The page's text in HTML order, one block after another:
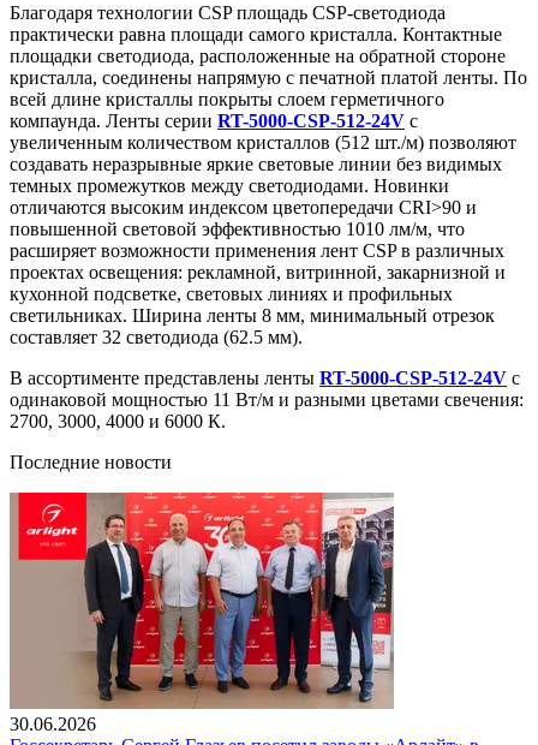
Благодаря технологии CSP площадь CSP-светодиода
практически равна площади самого кристалла. Контактные
площадки светодиода, расположенные на обратной стороне
кристалла, соединены напрямую с печатной платой ленты. По
всей длине кристаллы покрыты слоем герметичного
компаунда. Ленты серии RT-5000-CSP-512-24V с
увеличенным количеством кристаллов (512 шт./м) позволяют
создавать неразрывные яркие световые линии без видимых
темных промежутков между светодиодами. Новинки
отличаются высоким индексом цветопередачи CRI>90 и
повышенной световой эффективностью 1010 лм/м, что
расширяет возможности применения лент CSP в различных
проектах освещения: рекламной, витринной, закарнизной и
кухонной подсветке, световых линиях и профильных
светильниках. Ширина ленты 8 мм, минимальный отрезок
составляет 32 светодиода (62.5 мм).
В ассортименте представлены ленты RT-5000-CSP-512-24V с
одинаковой мощностью 11 Вт/м и разными цветами свечения:
2700, 3000, 4000 и 6000 К.
Последние новости
30.06.2026